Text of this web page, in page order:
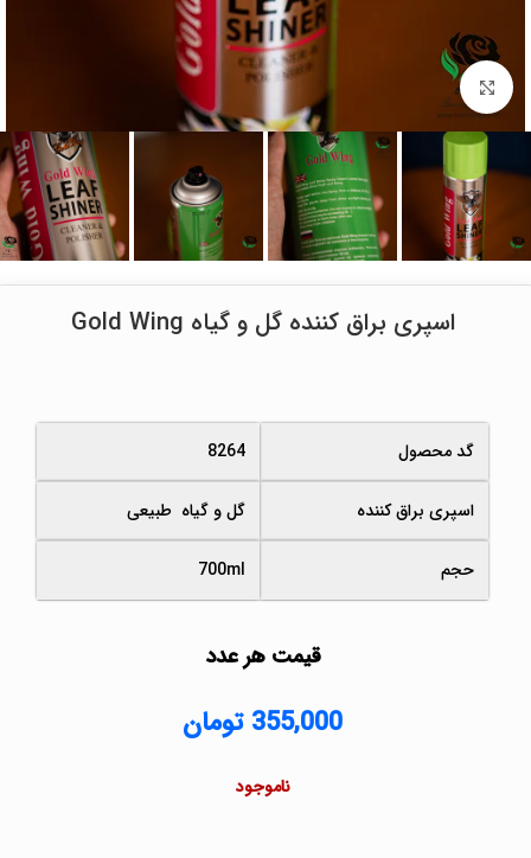
برای بزرگنمایی کلیک کنید
اسپری براق کننده گل و گیاه Gold Wing
گد محصول 8264
اسپری براق کننده گل و گیاه طبیعی
حجم 700ml
قیمت هر عدد
355,000 تومان
ناموجود